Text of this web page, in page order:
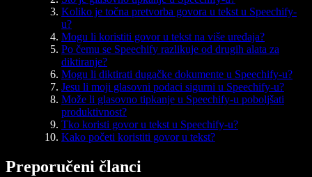
Koliko je točna pretvorba govora u tekst u Speechify-
u?
Mogu li koristiti govor u tekst na više uređaja?
Po čemu se Speechify razlikuje od drugih alata za
diktiranje?
Mogu li diktirati dugačke dokumente u Speechify-u?
Jesu li moji glasovni podaci sigurni u Speechify-u?
Može li glasovno tipkanje u Speechify-u poboljšati
produktivnost?
Tko koristi govor u tekst u Speechify-u?
Kako početi koristiti govor u tekst?
Preporučeni članci